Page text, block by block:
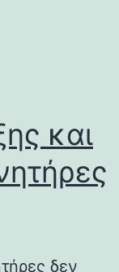
και
δεν